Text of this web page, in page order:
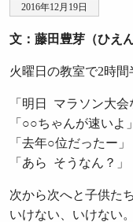
2016年12月19日
文：藤田豊芽（ひえ
火曜日の教室で2時間
「明日 マラソン大会
「○○ちゃんが速いよ」
「去年○位だったー」
「あら そうなん？」
次から次へと子供た
いけない、いけない